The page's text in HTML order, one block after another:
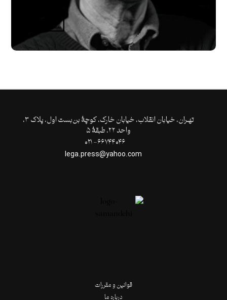
تهـران،‌ خیابان انقلاب، خیابان خارک، کوچۀ بن‌بست اول، پلاک ۳،
واحد ۲۲، طبقۀ ۵
قوانین و مقررات
درباره ما